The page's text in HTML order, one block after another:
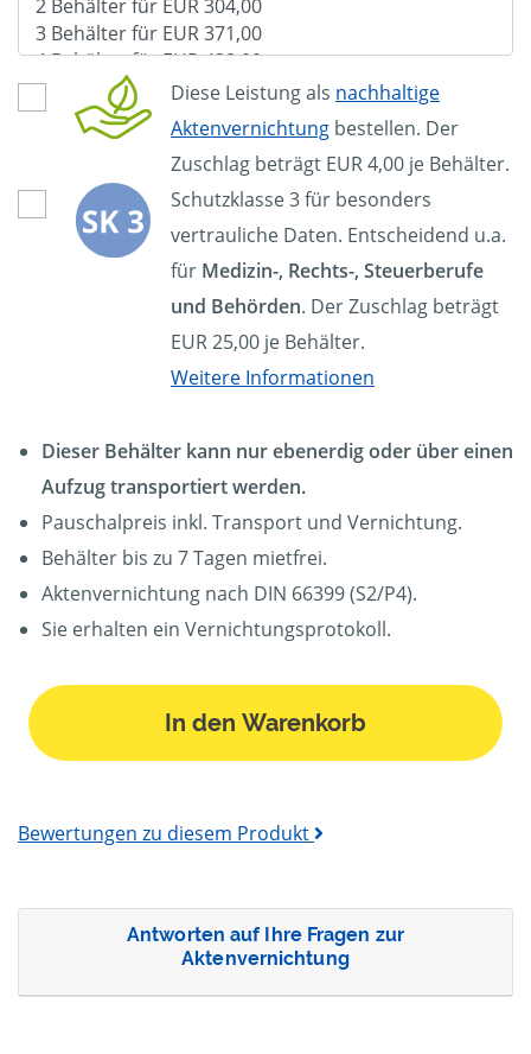
Diese Leistung als nachhaltige
Aktenvernichtung bestellen. Der
Zuschlag beträgt EUR 4,00 je Behälter.
Schutzklasse 3 für besonders
vertrauliche Daten. Entscheidend u.a.
für Medizin-, Rechts-, Steuerberufe
und Behörden. Der Zuschlag beträgt
EUR 25,00 je Behälter.
Weitere Informationen
Dieser Behälter kann nur ebenerdig oder über einen
Aufzug transportiert werden.
Pauschalpreis inkl. Transport und Vernichtung.
Behälter bis zu 7 Tagen mietfrei.
Aktenvernichtung nach DIN 66399 (S2/P4).
Sie erhalten ein Vernichtungsprotokoll.
In den Warenkorb
Bewertungen zu diesem Produkt
Antworten auf Ihre Fragen zur
Aktenvernichtung